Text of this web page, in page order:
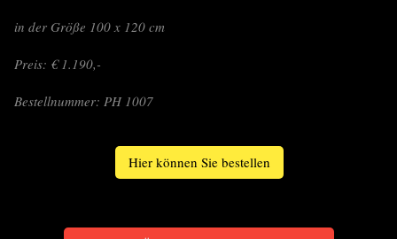
in der Größe 100 x 120 cm
Preis: € 1.190,-
Bestellnummer: PH 1007
Hier können Sie bestellen